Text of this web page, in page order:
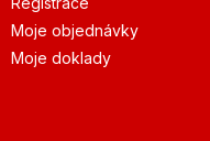
Moje objednávky
Moje doklady